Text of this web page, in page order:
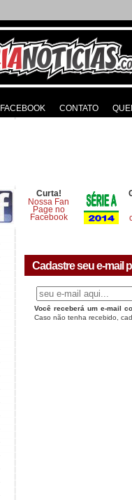
FACEBOOK CONTATO
Curta!
Nossa Fan
Page no
Facebook
Cadastre seu e-mail
Você receberá um e-mail
Caso não tenha recebido,